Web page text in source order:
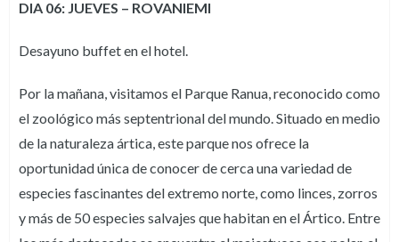
DIA 06: JUEVES – ROVANIEMI
Desayuno buffet en el hotel.
Por la mañana, visitamos el Parque Ranua, reconocido como
el zoológico más septentrional del mundo. Situado en medio
de la naturaleza ártica, este parque nos ofrece la
oportunidad única de conocer de cerca una variedad de
especies fascinantes del extremo norte, como linces, zorros
y más de 50 especies salvajes que habitan en el Ártico. Entre